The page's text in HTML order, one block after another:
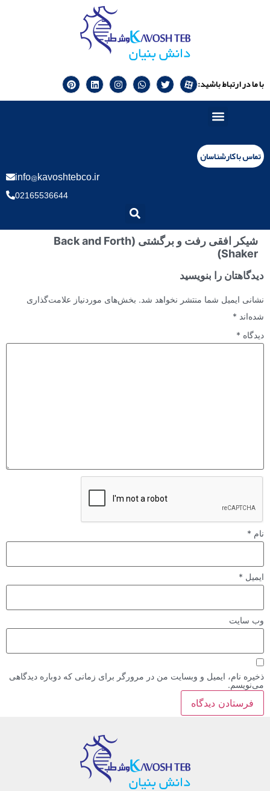
با ما در ارتباط باشید:
تماس با کارشناسان
info@kavoshtebco.ir
02165536644
شیکر افقی رفت و برگشتی (Back and Forth
Shaker)
دیدگاهتان را بنویسید
نشانی ایمیل شما منتشر نخواهد شد. بخش‌های موردنیاز علامت‌گذاری
شده‌اند *
دیدگاه *
نام *
ایمیل *
وب‌ سایت
ذخیره نام، ایمیل و وبسایت من در مرورگر برای زمانی که دوباره دیدگاهی
می‌نویسم.